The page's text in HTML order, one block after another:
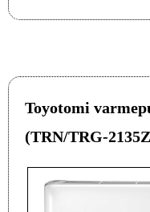
Toyotomi
(TRN/TRG-